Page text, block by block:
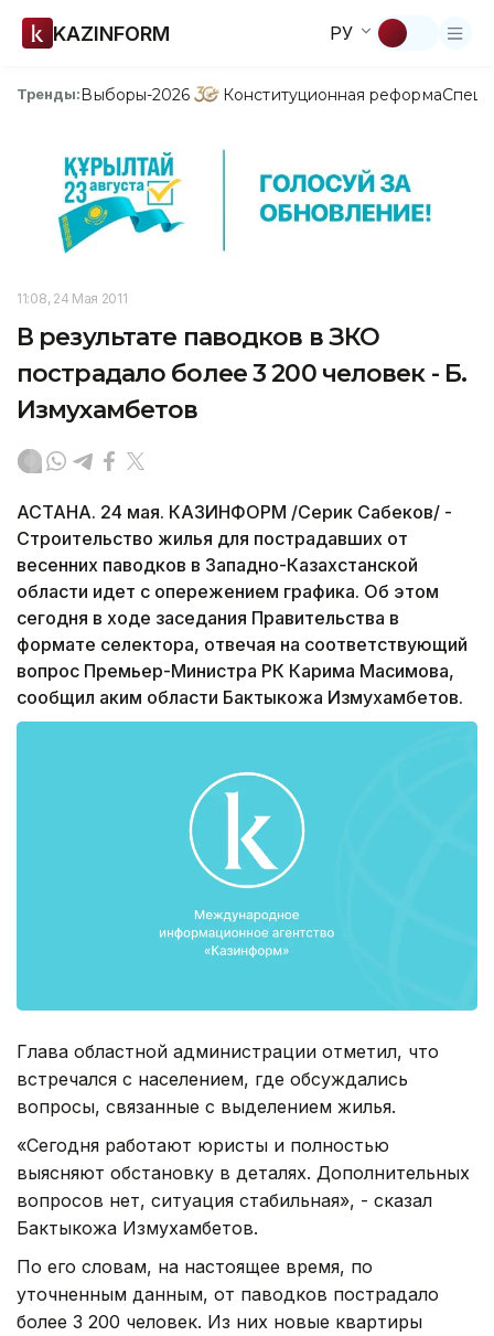
KAZINFORM РУ
Тренды:Выборы-2026 Конституционная реформа
11:08, 24 Мая 2011
В результате паводков в ЗКО
пострадало более 3 200 человек - Б.
Измухамбетов
АСТАНА. 24 мая. КАЗИНФОРМ /Серик Сабеков/ -
Строительство жилья для пострадавших от
весенних паводков в Западно-Казахстанской
области идет с опережением графика. Об этом
сегодня в ходе заседания Правительства в
формате селектора, отвечая на соответствующий
вопрос Премьер-Министра РК Карима Масимова,
сообщил аким области Бактыкожа Измухамбетов.
Глава областной администрации отметил, что
встречался с населением, где обсуждались
вопросы, связанные с выделением жилья.
«Сегодня работают юристы и полностью
выясняют обстановку в деталях. Дополнительных
вопросов нет, ситуация стабильная», - сказал
Бактыкожа Измухамбетов.
По его словам, на настоящее время, по
уточненным данным, от паводков пострадало
более 3 200 человек. Из них новые квартиры